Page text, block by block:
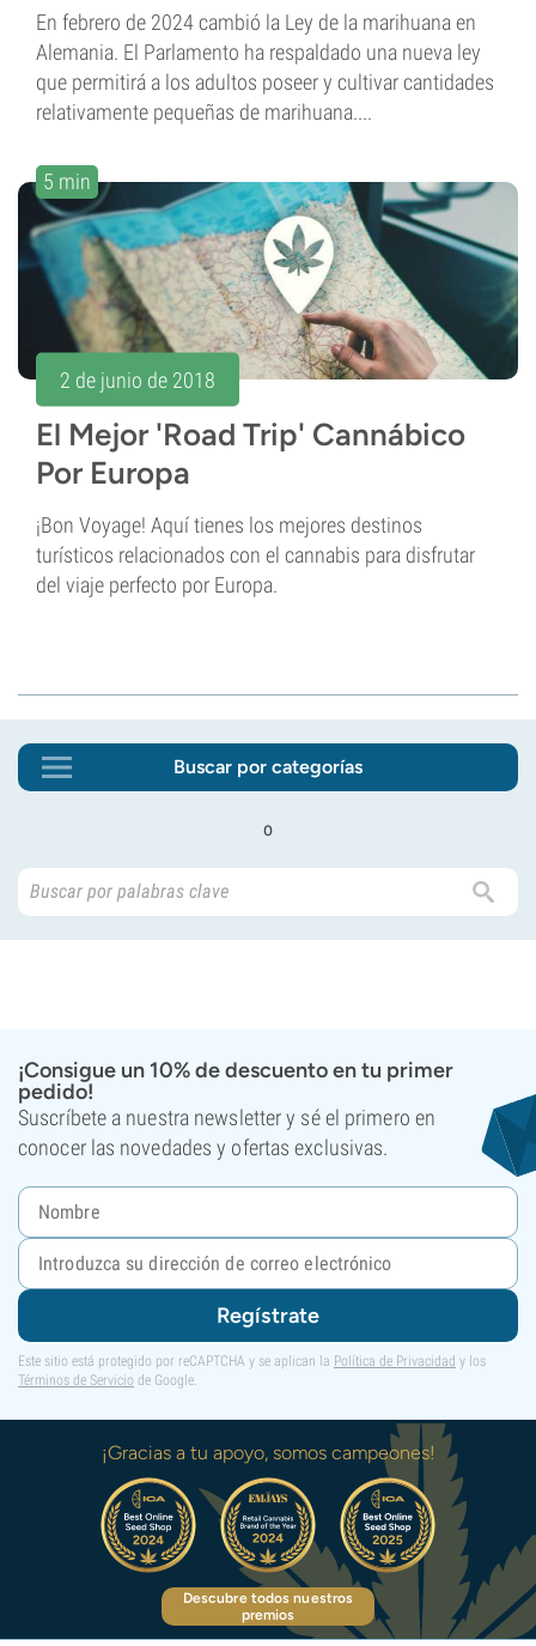
En febrero de 2024 cambió la Ley de la marihuana en
Alemania. El Parlamento ha respaldado una nueva ley
que permitirá a los adultos poseer y cultivar cantidades
relativamente pequeñas de marihuana....
5 min
2 de junio de 2018
El Mejor 'Road Trip' Cannábico
Por Europa
¡Bon Voyage! Aquí tienes los mejores destinos
turísticos relacionados con el cannabis para disfrutar
del viaje perfecto por Europa.
Buscar por categorías
o
¡Consigue un 10% de descuento en tu primer
pedido!
Suscríbete a nuestra newsletter y sé el primero en
conocer las novedades y ofertas exclusivas.
Regístrate
Este sitio está protegido por reCAPTCHA y se aplican la Política de Privacidad y los
Términos de Servicio de Google.
¡Gracias a tu apoyo, somos campeones!
Descubre todos nuestros
premios